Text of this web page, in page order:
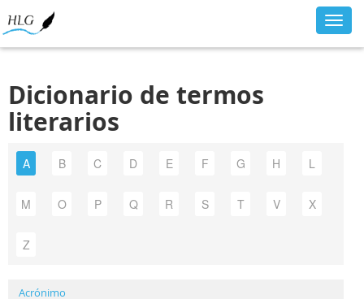
Dicionario de termos
literarios
A B C D E F G H L
M O P Q R S T V X
Z
Acrónimo